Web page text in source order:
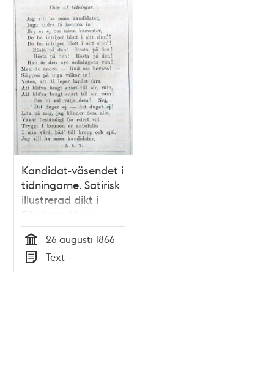
Kandidat-väsendet i
tidningarne. Satirisk
illustrerad dikt i
Söndags-Nisse –
Illustreradt
Veckoblad för
Skämt, Humor och
Satir, nr 35, den 26
Tid
26 augusti 1866
Typ
Text